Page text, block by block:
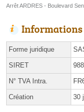
Arrêt ARDRES - Boulevard
Informations
Forme juridique
SIRET
N° TVA Intra.
Création 30